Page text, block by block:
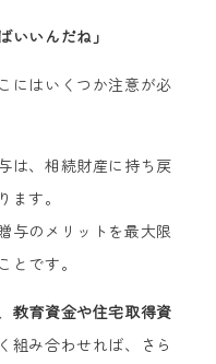
いいんだね」
にはいくつか注意が必
は、相続財産に持ち戻
ます。
与のメリットを最大限
とです。
教育資金や住宅取得資
組み合わせれば、さら